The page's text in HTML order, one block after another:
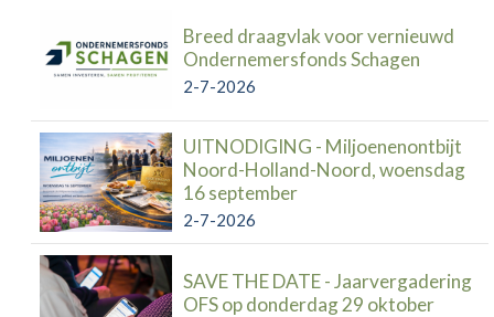
Breed draagvlak voor vernieuwd
Ondernemersfonds Schagen
2-7-2026
UITNODIGING - Miljoenenontbijt
Noord-Holland-Noord, woensdag
16 september
2-7-2026
SAVE THE DATE - Jaarvergadering
OFS op donderdag 29 oktober